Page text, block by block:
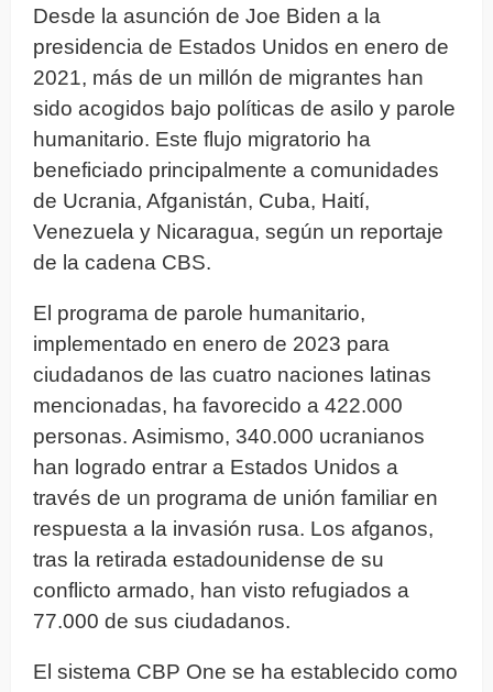
Desde la asunción de Joe Biden a la
presidencia de Estados Unidos en enero de
2021, más de un millón de migrantes han
sido acogidos bajo políticas de asilo y parole
humanitario. Este flujo migratorio ha
beneficiado principalmente a comunidades
de Ucrania, Afganistán, Cuba, Haití,
Venezuela y Nicaragua, según un reportaje
de la cadena CBS.
El programa de parole humanitario,
implementado en enero de 2023 para
ciudadanos de las cuatro naciones latinas
mencionadas, ha favorecido a 422.000
personas. Asimismo, 340.000 ucranianos
han logrado entrar a Estados Unidos a
través de un programa de unión familiar en
respuesta a la invasión rusa. Los afganos,
tras la retirada estadounidense de su
conflicto armado, han visto refugiados a
77.000 de sus ciudadanos.
El sistema CBP One se ha establecido como